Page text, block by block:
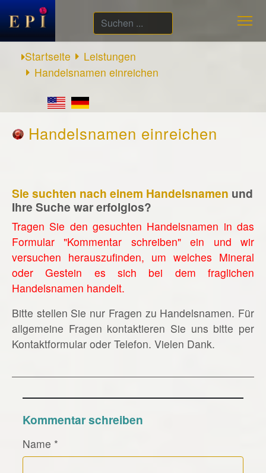
Suchen
...
Startseite
Leistungen
Handelsnamen einreichen
Handelsnamen einreichen
Sie suchten nach einem Handelsnamen und
Ihre Suche war erfolglos?
Tragen Sie den gesuchten Handelsnamen in das
Formular "Kommentar schreiben" ein und wir
versuchen herauszufinden, um welches Mineral
oder Gestein es sich bei dem fraglichen
Handelsnamen handelt.
Bitte stellen Sie nur Fragen zu Handelsnamen. Für
allgemeine Fragen kontaktieren Sie uns bitte per
Kontaktformular oder Telefon. Vielen Dank.
Kommentar schreiben
Name *